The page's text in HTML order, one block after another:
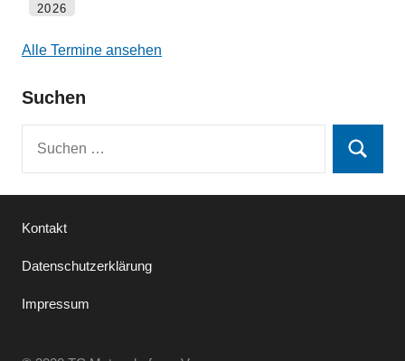
2026
Alle Termine ansehen
Suchen
Suchen
Kontakt
Datenschutzerklärung
Impressum